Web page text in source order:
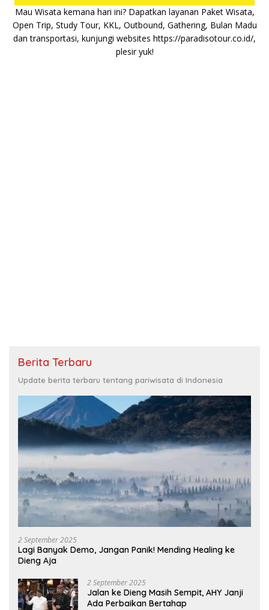
Mau Wisata kemana hari ini? Dapatkan layanan Paket Wisata,
Open Trip, Study Tour, KKL, Outbound, Gathering, Bulan Madu
dan transportasi, kunjungi websites https://paradisotour.co.id/,
plesir yuk!
Berita Terbaru
Update berita terbaru tentang pariwisata di Indonesia
2 September 2025
Lagi Banyak Demo, Jangan Panik! Mending Healing ke
Dieng Aja
2 September 2025
Jalan ke Dieng Masih Sempit, AHY Janji
Ada Perbaikan Bertahap